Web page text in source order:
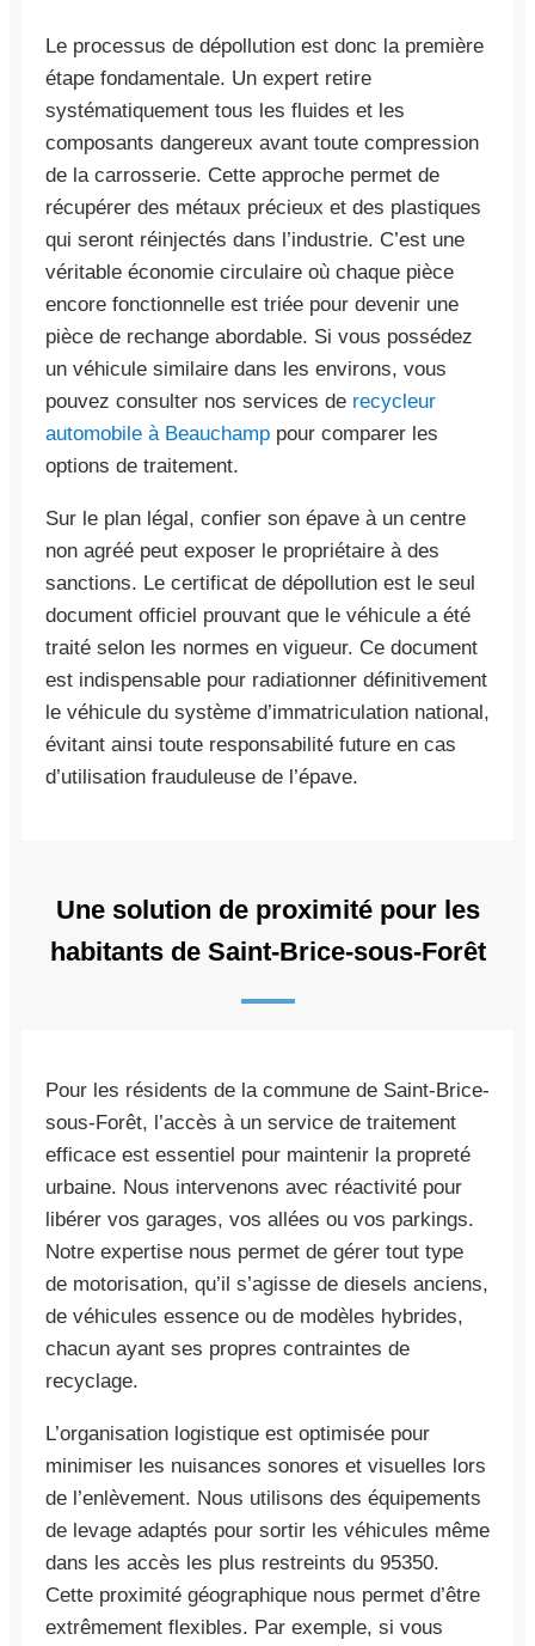
Le processus de dépollution est donc la première
étape fondamentale. Un expert retire
systématiquement tous les fluides et les
composants dangereux avant toute compression
de la carrosserie. Cette approche permet de
récupérer des métaux précieux et des plastiques
qui seront réinjectés dans l’industrie. C’est une
véritable économie circulaire où chaque pièce
encore fonctionnelle est triée pour devenir une
pièce de rechange abordable. Si vous possédez
un véhicule similaire dans les environs, vous
pouvez consulter nos services de recycleur
automobile à Beauchamp pour comparer les
options de traitement.
Sur le plan légal, confier son épave à un centre
non agréé peut exposer le propriétaire à des
sanctions. Le certificat de dépollution est le seul
document officiel prouvant que le véhicule a été
traité selon les normes en vigueur. Ce document
est indispensable pour radiationner définitivement
le véhicule du système d’immatriculation national,
évitant ainsi toute responsabilité future en cas
d’utilisation frauduleuse de l’épave.
Une solution de proximité pour les
habitants de Saint-Brice-sous-Forêt
Pour les résidents de la commune de Saint-Brice-
sous-Forêt, l’accès à un service de traitement
efficace est essentiel pour maintenir la propreté
urbaine. Nous intervenons avec réactivité pour
libérer vos garages, vos allées ou vos parkings.
Notre expertise nous permet de gérer tout type
de motorisation, qu’il s’agisse de diesels anciens,
de véhicules essence ou de modèles hybrides,
chacun ayant ses propres contraintes de
recyclage.
L’organisation logistique est optimisée pour
minimiser les nuisances sonores et visuelles lors
de l’enlèvement. Nous utilisons des équipements
de levage adaptés pour sortir les véhicules même
dans les accès les plus restreints du 95350.
Cette proximité géographique nous permet d’être
extrêmement flexibles. Par exemple, si vous